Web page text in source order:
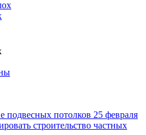
подвесных потолков 25 февраля
строительство частных